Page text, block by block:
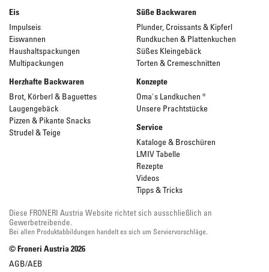
Eis
Impulseis
Eiswannen
Haushaltspackungen
Multipackungen
Süße Backwaren
Plunder, Croissants & Kipferl
Rundkuchen & Plattenkuchen
Süßes Kleingebäck
Torten & Cremeschnitten
Herzhafte Backwaren
Brot, Körberl & Baguettes
Laugengebäck
Pizzen & Pikante Snacks
Strudel & Teige
Konzepte
Oma's Landkuchen ®
Unsere Prachtstücke
Service
Kataloge & Broschüren
LMIV Tabelle
Rezepte
Videos
Tipps & Tricks
Diese FRONERI Austria Website richtet sich ausschließlich an
Gewerbetreibende.
Bei allen Produktabbildungen handelt es sich um Serviervorschläge.
© Froneri Austria2026
AGB/AEB